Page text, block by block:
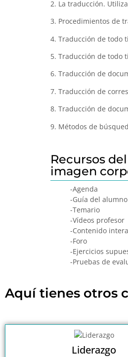
2. La traducción.
3. Procedimientos de
4. Traducción de todo
5. Traducción de todo
6. Traducción de
7. Traducción de
8. Traducción de
9. Métodos de
Recursos
imagen
-Agenda
-Guía del alumno
-Temario
-Vídeos profesor
-Contenido
-Foro
-Ejercicios
-Pruebas de
Aquí tienes otros
Liderazgo